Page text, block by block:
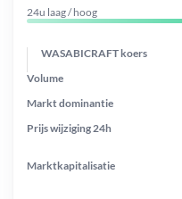
24u laag / hoog
WASABICRAFT koers
Prijs wijziging 24h
Markt dominantie
Marktkapitalisatie
Volume